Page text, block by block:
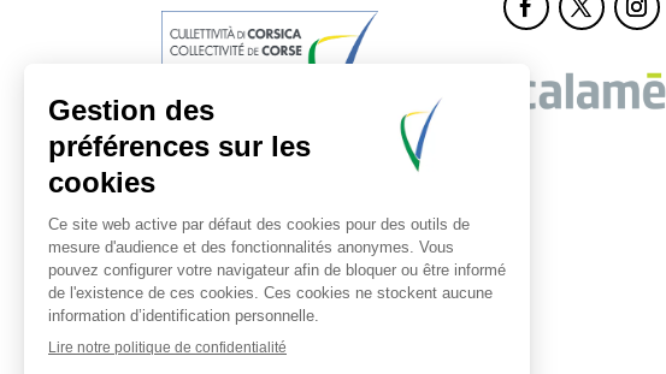
T : 04 95 51 77 77
Accueil et horaires
Nous contacter